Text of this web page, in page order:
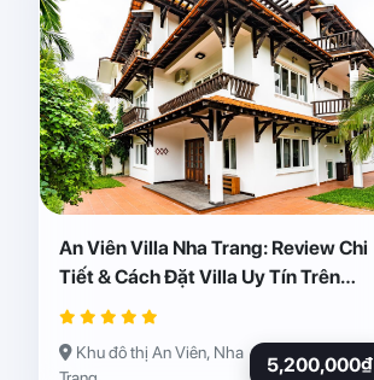
An Viên Villa Nha Trang: Review Chi
Tiết & Cách Đặt Villa Uy Tín Trên
Abogo
Khu đô thị An Viên, Nha
5,200,000₫